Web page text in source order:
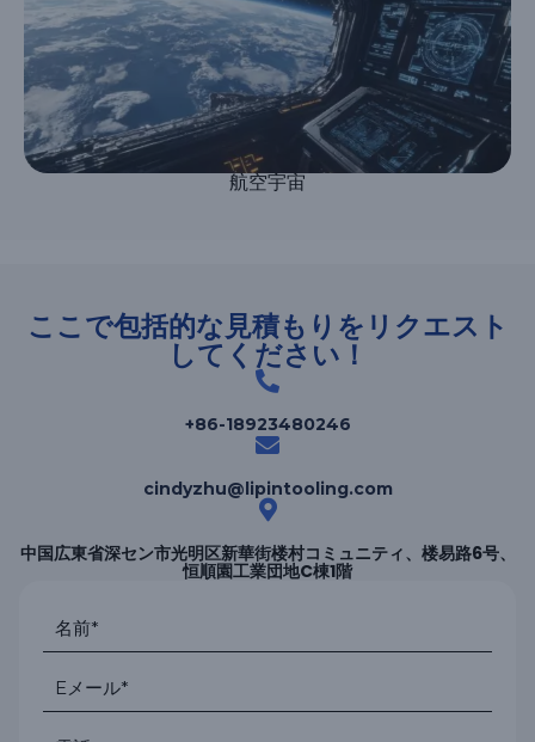
航空宇宙
ここで包括的な見積もりをリクエスト
してください！
+86-18923480246
cindyzhu@lipintooling.com
中国広東省深セン市光明区新華街楼村コミュニティ、楼易路6号、
恒順園工業団地C棟1階